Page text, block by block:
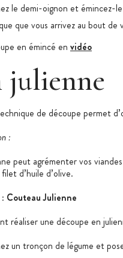
le demi-oignon et émincez-
que vous arrivez au bout
en émincé en vidéo
julienne
de découpe permet
:
peut agrémenter vos
d’huile d’olive.
: Couteau Julienne
réaliser une découpe en
un tronçon de légume et